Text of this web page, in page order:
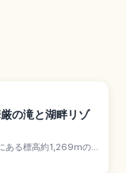
の滝と湖畔リゾ
ある標高約1,269mの
深約163mの規模を誇